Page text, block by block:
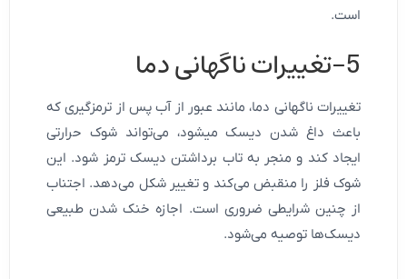
است.
5-تغییرات ناگهانی دما
تغییرات ناگهانی دما، مانند عبور از آب پس از ترمزگیری که
باعث داغ شدن دیسک میشود، می‌تواند شوک حرارتی
ایجاد کند و منجر به تاب برداشتن دیسک ترمز شود. این
شوک فلز را منقبض می‌کند و تغییر شکل می‌دهد. اجتناب
از چنین شرایطی ضروری است. اجازه خنک شدن طبیعی
دیسک‌ها توصیه می‌شود.